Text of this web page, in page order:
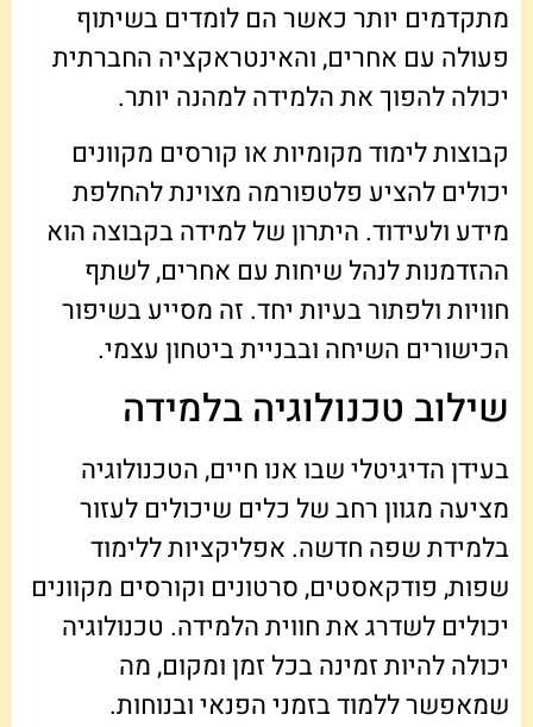
מתקדמים יותר כאשר הם לומדים בשיתוף
פעולה עם אחרים, והאינטראקציה החברתית
יכולה להפוך את הלמידה למהנה יותר.
קבוצות לימוד מקומיות או קורסים מקוונים
יכולים להציע פלטפורמה מצוינת להחלפת
מידע ולעידוד. היתרון של למידה בקבוצה הוא
ההזדמנות לנהל שיחות עם אחרים, לשתף
חוויות ולפתור בעיות יחד. זה מסייע בשיפור
הכישורים השיחה ובבניית ביטחון עצמי.
שילוב טכנולוגיה בלמידה
בעידן הדיגיטלי שבו אנו חיים, הטכנולוגיה
מציעה מגוון רחב של כלים שיכולים לעזור
בלמידת שפה חדשה. אפליקציות ללימוד
שפות, פודקאסטים, סרטונים וקורסים מקוונים
יכולים לשדרג את חווית הלמידה. טכנולוגיה
יכולה להיות זמינה בכל זמן ומקום, מה
שמאפשר ללמוד בזמני הפנאי ובנוחות.